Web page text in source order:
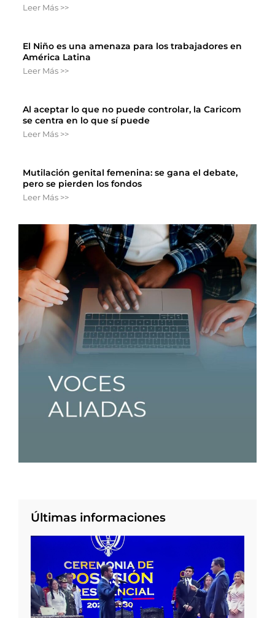
Leer Más >>
El Niño es una amenaza para los trabajadores en
América Latina
Leer Más >>
Al aceptar lo que no puede controlar, la Caricom
se centra en lo que sí puede
Leer Más >>
Mutilación genital femenina: se gana el debate,
pero se pierden los fondos
Leer Más >>
Últimas informaciones